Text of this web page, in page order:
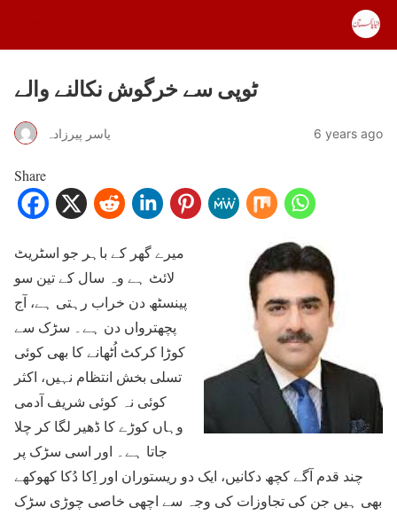
ٹوپی سے خرگوش نکالنے والے
یاسر پیرزادہ 6 years ago
Share
میرے گھر کے باہر جو اسٹریٹ
لائٹ ہے وہ سال کے تین سو
پینسٹھ دن خراب رہتی ہے، آج
پچھترواں دن ہے۔ سڑک سے
کوڑا کرکٹ اُٹھانے کا بھی کوئی
تسلی بخش انتظام نہیں، اکثر
کوئی نہ کوئی شریف آدمی
وہاں کوڑے کا ڈھیر لگا کر چلا
جاتا ہے۔ اور اسی سڑک پر
چند قدم آگے کچھ دکانیں، ایک دو ریستوران اور اِکا دُکا کھوکھے
بھی ہیں جن کی تجاوزات کی وجہ سے اچھی خاصی چوڑی سڑک